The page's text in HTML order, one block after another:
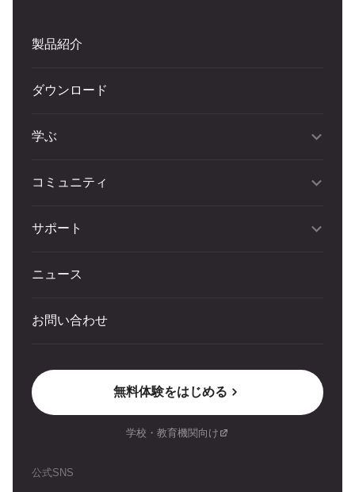
製品紹介
ダウンロード
学ぶ
コミュニティ
サポート
ニュース
お問い合わせ
無料体験をはじめる
学校・教育機関向け
公式SNS